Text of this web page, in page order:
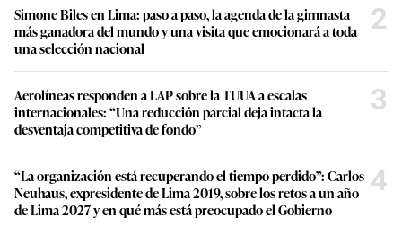
Simone Biles en Lima: paso a paso, la agenda de la gimnasta
más ganadora del mundo y una visita que emocionará a toda
una selección nacional
2
Aerolíneas responden a LAP sobre la TUUA a escalas
internacionales: “Una reducción parcial deja intacta la
desventaja competitiva de fondo”
3
“La organización está recuperando el tiempo perdido”: Carlos
Neuhaus, expresidente de Lima 2019, sobre los retos a un año
de Lima 2027 y en qué más está preocupado el Gobierno
4